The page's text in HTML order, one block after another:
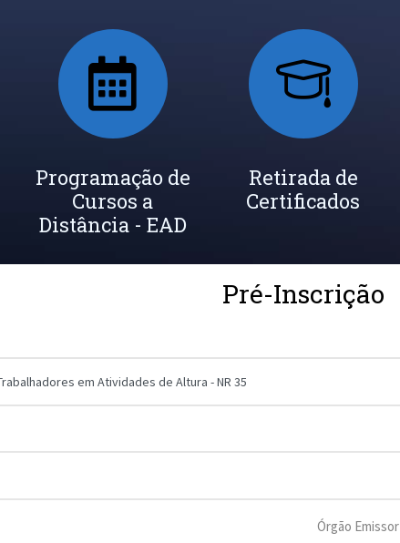
Programação de
Cursos a
Distância - EAD
Retirada de
Certificados
Pré-Inscrição
Órgão Emissor